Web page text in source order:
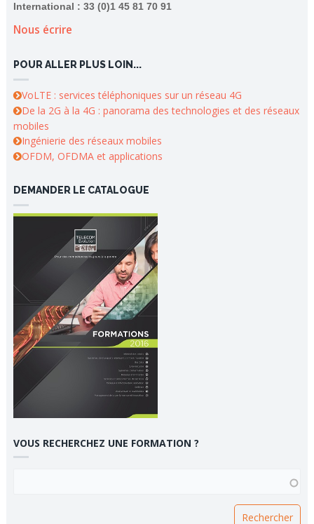
International : 33 (0)1 45 81 70 91
Nous écrire
POUR ALLER PLUS LOIN...
VoLTE : services téléphoniques sur un réseau 4G
De la 2G à la 4G : panorama des technologies et des réseaux
mobiles
Ingénierie des réseaux mobiles
OFDM, OFDMA et applications
DEMANDER LE CATALOGUE
VOUS RECHERCHEZ UNE FORMATION ?